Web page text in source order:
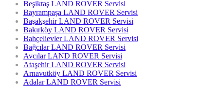
Beşiktaş LAND ROVER Servisi
Bayrampaşa LAND ROVER Servisi
Başakşehir LAND ROVER Servisi
Bakırköy LAND ROVER Servisi
Bahçelievler LAND ROVER Servisi
Bağcılar LAND ROVER Servisi
Avcılar LAND ROVER Servisi
Ataşehir LAND ROVER Servisi
Arnavutköy LAND ROVER Servisi
Adalar LAND ROVER Servisi